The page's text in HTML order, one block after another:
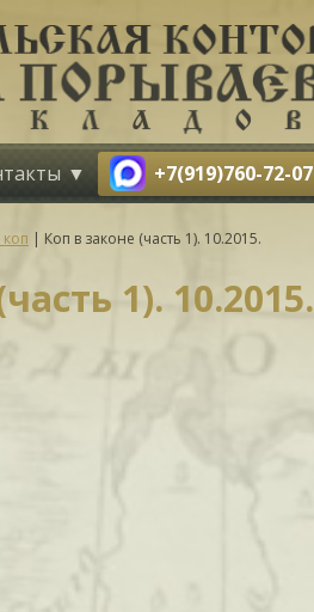
+7(919)760-72-07
| Коп в законе (часть 1). 10.2015.
1). 10.2015.